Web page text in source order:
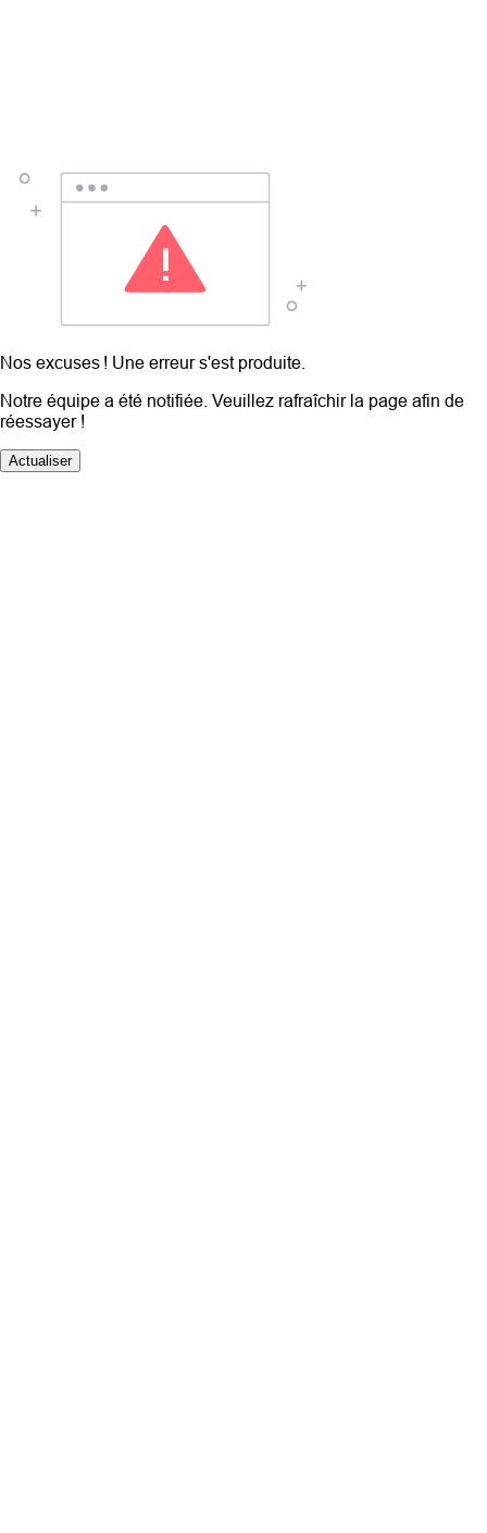
Nos excuses ! Une erreur s'est produite.
Notre équipe a été notifiée. Veuillez rafraîchir la page afin de
réessayer !
Actualiser